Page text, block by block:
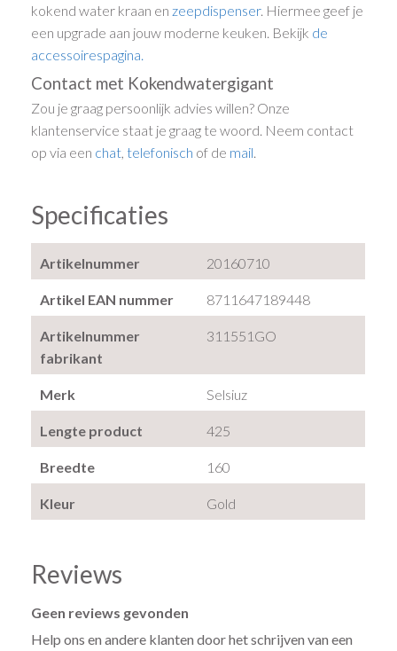
kokend water kraan en zeepdispenser. Hiermee geef je
een upgrade aan jouw moderne keuken. Bekijk de
accessoirespagina.
Contact met Kokendwatergigant
Zou je graag persoonlijk advies willen? Onze
klantenservice staat je graag te woord. Neem contact
op via een chat,telefonisch of de mail.
Specificaties
Artikelnummer 20160710
Artikel EAN nummer 8711647189448
Artikelnummer
fabrikant
311551GO
Merk Selsiuz
Lengte product 425
Breedte 160
Kleur Gold
Reviews
Geen reviews gevonden
Help ons en andere klanten door het schrijven van een